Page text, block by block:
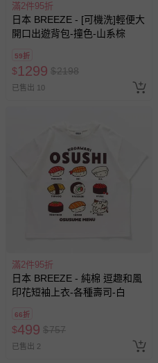
滿2件95折
日本 BREEZE - [可機洗]輕便大
開口出遊背包-撞色-山系棕
59折
$1299 $2198
已售出 10
滿2件95折
日本 BREEZE - 純棉 逗趣和風
印花短袖上衣-各種壽司-白
66折
$499 $757
已售出 2